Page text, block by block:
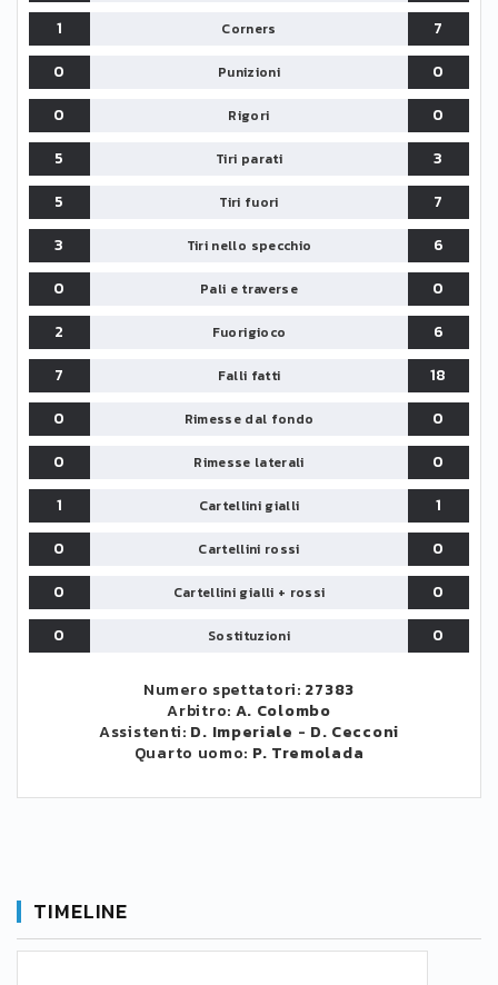
1 Corners
7
0
Punizioni
0
0
Rigori
0
5
Tiri parati
3
5
Tiri fuori
7
3
Tiri nello specchio
6
0
Pali e traverse
0
2
Fuorigioco
6
7
Falli fatti
18
0
Rimesse dal fondo
0
0
Rimesse laterali
0
1
Cartellini gialli
1
0
Cartellini rossi
0
0
Cartellini gialli + rossi
0
0
Sostituzioni 0
Numero spettatori: 27383
Arbitro: A. Colombo
Assistenti: D. Imperiale - D. Cecconi
Quarto uomo: P. Tremolada
TIMELINE